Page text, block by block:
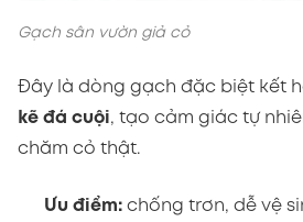
Gạch sân vườn giả cỏ
Đây là dòng gạch đặc biệt kết
kẽ đá cuội, tạo cảm giác tự
chăm cỏ thật.
Ưu điểm: chống trơn, dễ vệ